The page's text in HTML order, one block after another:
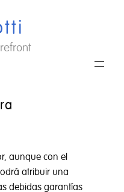
aunque con el
atribuir una
debidas garantías